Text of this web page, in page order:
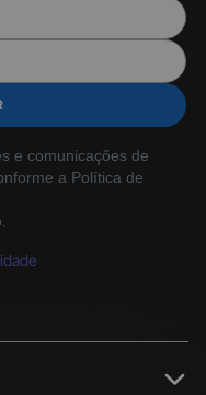
e comunicações de
a Política de